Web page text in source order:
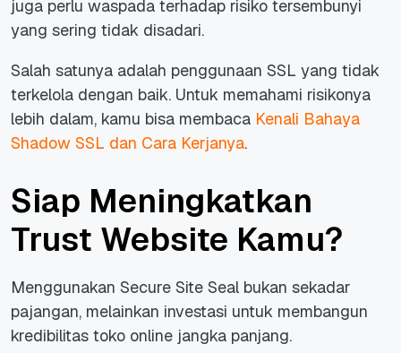
juga perlu waspada terhadap risiko tersembunyi
yang sering tidak disadari.
Salah satunya adalah penggunaan SSL yang tidak
terkelola dengan baik. Untuk memahami risikonya
lebih dalam, kamu bisa membaca Kenali Bahaya
Shadow SSL dan Cara Kerjanya.
Siap Meningkatkan
Trust Website Kamu?
Menggunakan Secure Site Seal bukan sekadar
pajangan, melainkan investasi untuk membangun
kredibilitas toko online jangka panjang.